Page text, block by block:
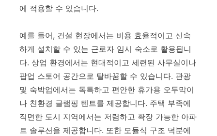
에 적용할 수 있습니다.
예를 들어, 건설 현장에서는 비용 효율적이고 신속
하게 설치할 수 있는 근로자 임시 숙소로 활용됩니
다. 상업 환경에서는 현대적이고 세련된 사무실이나
팝업 스토어 공간으로 탈바꿈할 수 있습니다. 관광
및 숙박업에서는 독특하고 편안한 휴가용 오두막이
나 친환경 글램핑 텐트를 제공합니다. 주택 부족에
직면한 도시 지역에서는 저렴하고 확장 가능한 아파
트 솔루션을 제공합니다. 또한 모듈식 구조 덕분에